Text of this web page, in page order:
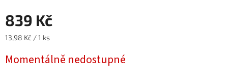
839 Kč
Měrná
13,98 Kč / 1 ks
Momentálně nedostupné